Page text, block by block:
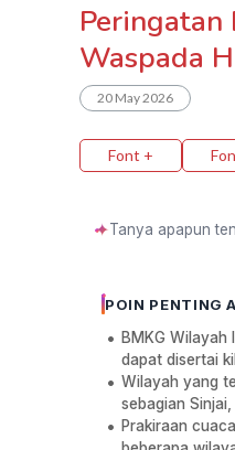
Peringatan
Waspada
20 May 2026
Font +
✦
POIN PENTING
BMKG
dapat disertai
Wilayah yang
sebagian
Prakiraan